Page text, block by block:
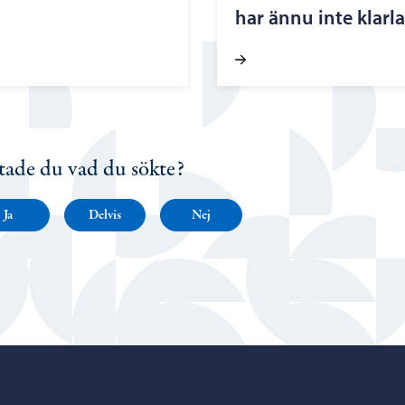
har ännu inte
du vad du sökte?
Ja Delvis Nej